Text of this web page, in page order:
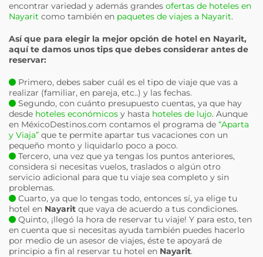
encontrar variedad y además grandes ofertas de hoteles en
Nayarit como también en paquetes de viajes a Nayarit.
Así que para elegir la mejor opción de hotel en Nayarit,
aquí te damos unos tips que debes considerar antes de
reservar:
Primero, debes saber cuál es el tipo de viaje que vas a
realizar (familiar, en pareja, etc..) y las fechas.
Segundo, con cuánto presupuesto cuentas, ya que hay
desde hoteles económicos y hasta hoteles de lujo. Aunque
en MéxicoDestinos.com contamos el programa de “Aparta
y Viaja” que te permite apartar tus vacaciones con un
pequeño monto y liquidarlo poco a poco.
Tercero, una vez que ya tengas los puntos anteriores,
considera si necesitas vuelos, traslados o algún otro
servicio adicional para que tu viaje sea completo y sin
problemas.
Cuarto, ya que lo tengas todo, entonces sí, ya elige tu
hotel en Nayarit que vaya de acuerdo a tus condiciones.
Quinto, ¡llegó la hora de reservar tu viaje! Y para esto, ten
en cuenta que si necesitas ayuda también puedes hacerlo
por medio de un asesor de viajes, éste te apoyará de
principio a fin al reservar tu hotel en Nayarit.